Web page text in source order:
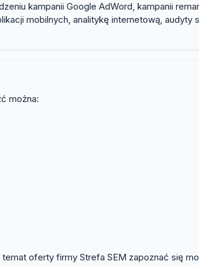
kampanii Google AdWord, kampanii
mobilnych, analitykę internetową,
można:
temat oferty firmy Strefa SEM zapoznać się